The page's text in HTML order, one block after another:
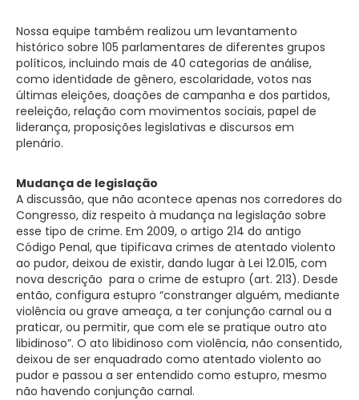
Nossa equipe também realizou um levantamento
histórico sobre 105 parlamentares de diferentes grupos
políticos, incluindo mais de 40 categorias de análise,
como identidade de gênero, escolaridade, votos nas
últimas eleições, doações de campanha e dos partidos,
reeleição, relação com movimentos sociais, papel de
liderança, proposições legislativas e discursos em
plenário.
Mudança de legislação
A discussão, que não acontece apenas nos corredores do
Congresso, diz respeito à mudança na legislação sobre
esse tipo de crime. Em 2009, o artigo 214 do antigo
Código Penal, que tipificava crimes de atentado violento
ao pudor, deixou de existir, dando lugar à Lei 12.015, com
nova descrição para o crime de estupro (art. 213). Desde
então, configura estupro “constranger alguém, mediante
violência ou grave ameaça, a ter conjunção carnal ou a
praticar, ou permitir, que com ele se pratique outro ato
libidinoso”. O ato libidinoso com violência, não consentido,
deixou de ser enquadrado como atentado violento ao
pudor e passou a ser entendido como estupro, mesmo
não havendo conjunção carnal.